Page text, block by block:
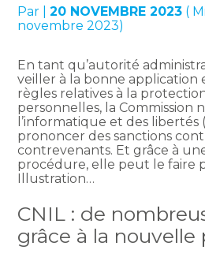
Par |20 NOVEMBRE 2023 (
novembre 2023)
En tant qu’autorité
veiller à la bonne application
règles relatives à la
personnelles, la Commission
l’informatique et des libertés
prononcer des sanctions
contrevenants. Et grâce à
procédure, elle peut le faire
Illustration…
CNIL : de
grâce à la nouvelle